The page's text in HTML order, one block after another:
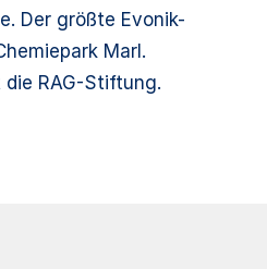
Der größte Evonik-
Marl.
RAG-Stiftung.